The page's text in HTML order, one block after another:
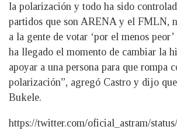
la polarización y todo ha sido
partidos que son ARENA y el FMLN,
a la gente de votar ‘por el menos
ha llegado el momento de cambiar la
apoyar a una persona para que rompa
polarización”, agregó Castro y dijo
Bukele.
https://twitter.com/oficial_astram/